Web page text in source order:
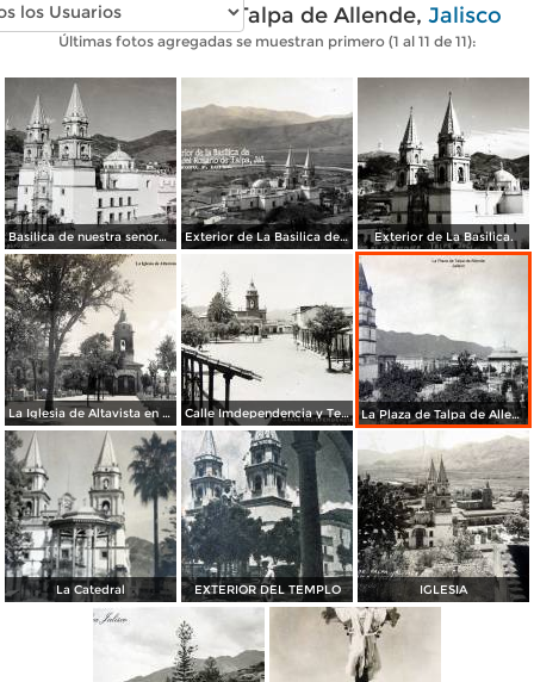
Fotos antiguas de Talpa de Allende, Jalisco
Últimas fotos agregadas se muestran primero (1 al 11 de 11):
Basilica de nuestra senora del Rosario ( Circulada el 10 de Mayo de 1964 ). Exterior de La Basilica de Ntra senora del Rosario de Talpa. Exterior de La Basilica.
La Iglesia de Altavista en Talpa de Allende, Jalisco Calle Imdependencia y Templo parroquial. La Plaza de Talpa de Allende Jalisco.
La Catedral EXTERIOR DEL TEMPLO IGLESIA